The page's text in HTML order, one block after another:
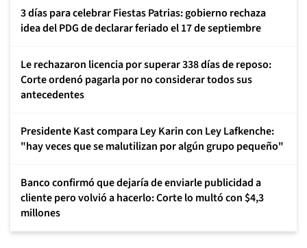
3 días para celebrar Fiestas Patrias: gobierno rechaza
idea del PDG de declarar feriado el 17 de septiembre
Le rechazaron licencia por superar 338 días de reposo:
Corte ordenó pagarla por no considerar todos sus
antecedentes
Presidente Kast compara Ley Karin con Ley Lafkenche:
"hay veces que se malutilizan por algún grupo pequeño"
Banco confirmó que dejaría de enviarle publicidad a
cliente pero volvió a hacerlo: Corte lo multó con $4,3
millones